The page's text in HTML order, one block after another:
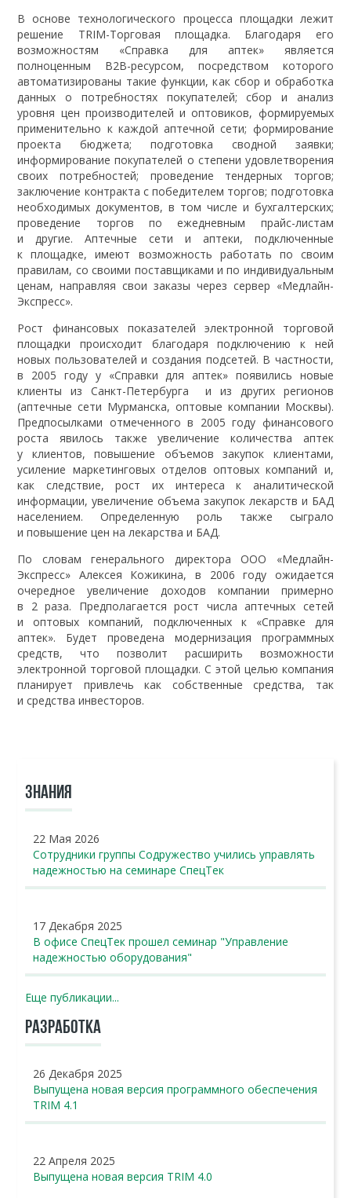
В основе технологического процесса площадки лежит
решение TRIM-Торговая площадка. Благодаря его
возможностям «Справка для аптек» является
полноценным B2B-ресурсом, посредством которого
автоматизированы такие функции, как сбор и обработка
данных о потребностях покупателей; сбор и анализ
уровня цен производителей и оптовиков, формируемых
применительно к каждой аптечной сети; формирование
проекта бюджета; подготовка сводной заявки;
информирование покупателей о степени удовлетворения
своих потребностей; проведение тендерных торгов;
заключение контракта с победителем торгов; подготовка
необходимых документов, в том числе и бухгалтерских;
проведение торгов по ежедневным прайс-листам
и другие. Аптечные сети и аптеки, подключенные
к площадке, имеют возможность работать по своим
правилам, со своими поставщиками и по индивидуальным
ценам, направляя свои заказы через сервер «Медлайн-
Экспресс».
Рост финансовых показателей электронной торговой
площадки происходит благодаря подключению к ней
новых пользователей и создания подсетей. В частности,
в 2005 году у «Справки для аптек» появились новые
клиенты из Санкт-Петербурга и из других регионов
(аптечные сети Мурманска, оптовые компании Москвы).
Предпосылками отмеченного в 2005 году финансового
роста явилось также увеличение количества аптек
у клиентов, повышение объемов закупок клиентами,
усиление маркетинговых отделов оптовых компаний и,
как следствие, рост их интереса к аналитической
информации, увеличение объема закупок лекарств и БАД
населением. Определенную роль также сыграло
и повышение цен на лекарства и БАД.
По словам генерального директора ООО «Медлайн-
Экспресс» Алексея Кожикина, в 2006 году ожидается
очередное увеличение доходов компании примерно
в 2 раза. Предполагается рост числа аптечных сетей
и оптовых компаний, подключенных к «Справке для
аптек». Будет проведена модернизация программных
средств, что позволит расширить возможности
электронной торговой площадки. С этой целью компания
планирует привлечь как собственные средства, так
и средства инвесторов.
ЗНАНИЯ
22 Мая 2026
Сотрудники группы Содружество учились управлять
надежностью на семинаре СпецТек
17 Декабря 2025
В офисе СпецТек прошел семинар "Управление
надежностью оборудования"
Еще публикации...
РАЗРАБОТКА
26 Декабря 2025
Выпущена новая версия программного обеспечения
TRIM 4.1
22 Апреля 2025
Выпущена новая версия TRIM 4.0